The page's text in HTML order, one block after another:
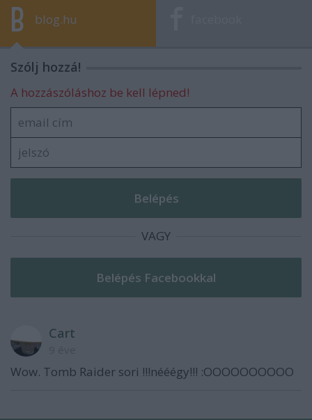
blog.hu
Szólj hozzá!
A hozzászóláshoz be kell lépned!
VAGY
Cart
Wow. Tomb Raider sori !!!nééégy!!! :OOOOOOOOOO